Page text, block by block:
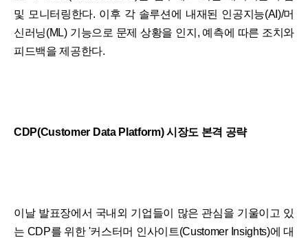
및 모니터링한다. 이후 각 솔루션에 내재된 인공지능(AI)/머
신러닝(ML) 기능으로 문제 상황을 인지, 예측에 따른 조치와
피드백을 제공한다.
CDP(Customer Data Platform) 시장도 본격 공략
이날 발표장에서 국내외 기업들이 많은 관심을 기울이고 있
는 CDP를 위한 '커스터머 인사이트(Customer Insights)에 대